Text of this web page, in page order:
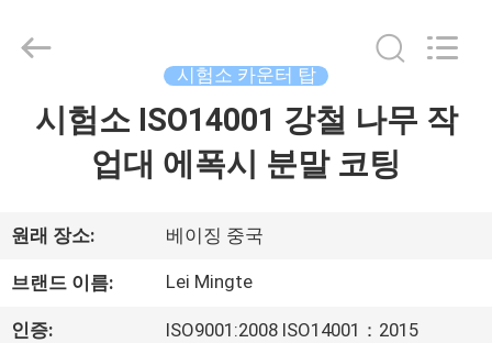
품
우
Beijing
leimingte
시험소 카운터 탑
시험소 ISO14001 강철 나무 작
업대 에폭시 분말 코팅
원래 장소: 베이징 중국
브랜드 이름: Lei Mingte
인증:
ISO9001:2008 ISO14001：2015